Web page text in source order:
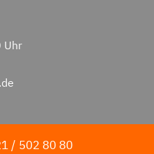
Uhr
/ 502 80 80